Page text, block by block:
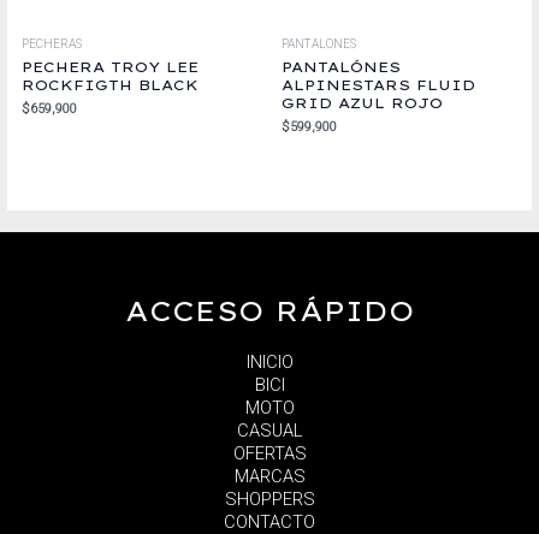
PECHERAS
PECHERA TROY LEE
ROCKFIGTH BLACK
$659,900
PANTALONES
PANTALÓNES
ALPINESTARS FLUID
GRID AZUL ROJO
$599,900
ACCESO RÁPIDO
INICIO
BICI
MOTO
CASUAL
OFERTAS
MARCAS
SHOPPERS
CONTACTO